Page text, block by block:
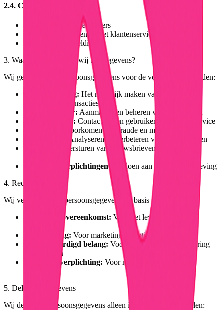
2.4. Communicatie
Berichten tussen gebruikers
E-mailcorrespondentie met klantenservice
Notificaties en meldingen
3. Waarvoor gebruiken wij uw gegevens?
Wij gebruiken uw persoonsgegevens voor de volgende doeleinden:
Dienstverlening: Het mogelijk maken van veilingen,
biedingen en transacties
Accountbeheer: Aanmaken en beheren van uw account
Communicatie: Contact tussen gebruikers en klantenservice
Voorkomen van fraude en misbruik
Analyseren en verbeteren van onze diensten
Versturen van nieuwsbrieven (met uw
Wettelijke verplichtingen: Voldoen aan wet- en regelgeving
4. Rechtsgrondslag
Wij verwerken uw persoonsgegevens op basis van:
Uitvoering overeenkomst: Voor het leveren van onze
Toestemming: Voor marketing en optionele functies
Gerechtvaardigd belang: Voor beveiliging en verbetering
van diensten
Wettelijke verplichting: Voor naleving van wet- en
regelgeving
5. Delen van gegevens
Wij delen uw persoonsgegevens alleen in de volgende gevallen: